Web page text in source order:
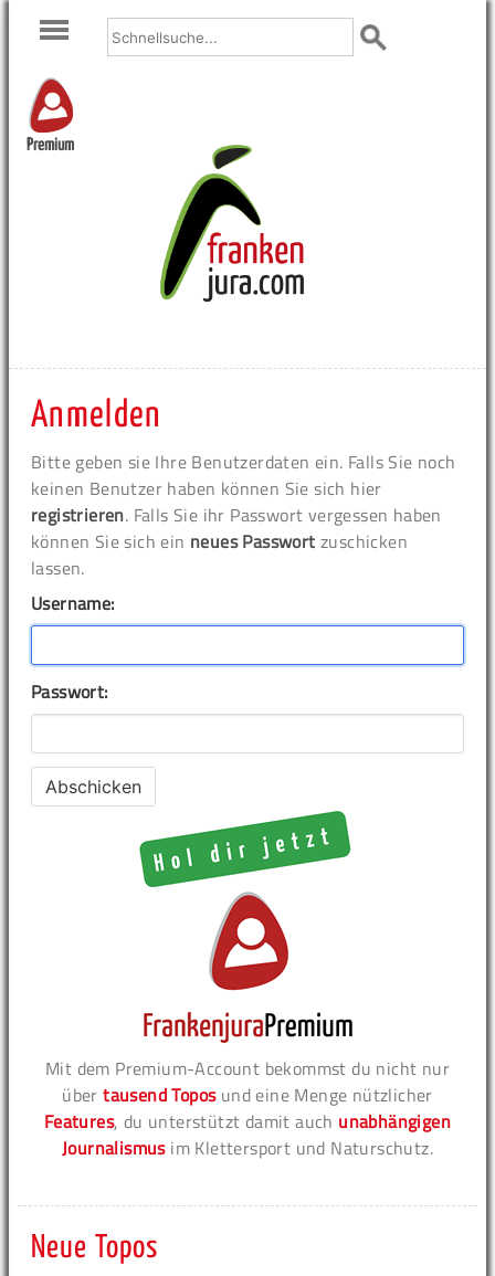
Premium
Anmelden
Bitte geben sie Ihre Benutzerdaten ein. Falls Sie noch
keinen Benutzer haben können Sie sich hier
registrieren. Falls Sie ihr Passwort vergessen haben
können Sie sich ein neues Passwort zuschicken
lassen.
Username:
Passwort:
Mit dem Premium-Account bekommst du nicht nur
übertausend Toposund eine Menge nützlicher
Features, du unterstützt damit auch unabhängigen
Journalismusim Klettersport und Naturschutz.
Neue Topos